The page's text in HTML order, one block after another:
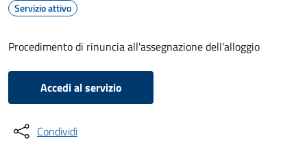
Servizio attivo
Procedimento di rinuncia all'assegnazione dell'alloggio
Accedi al servizio
Condividi